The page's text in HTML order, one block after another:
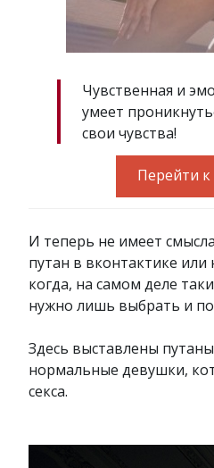
Чувственная и
умеет
свои чувства!
Перейти к
И теперь не имеет
путан в вконтактике или
когда, на самом деле
нужно лишь выбрать и
Здесь выставлены
нормальные девушки,
секса.